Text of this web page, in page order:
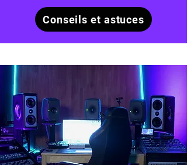
Conseils et astuces